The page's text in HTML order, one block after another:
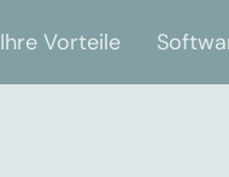
Ihre Vorteile